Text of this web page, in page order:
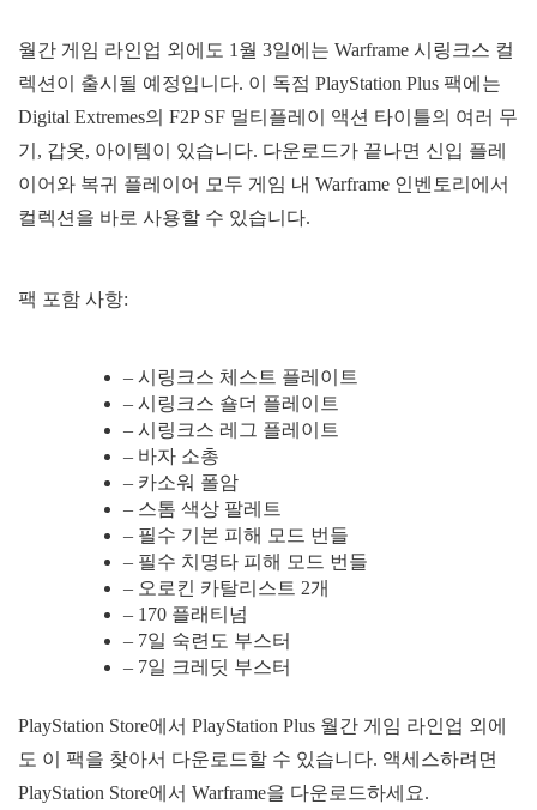
월간 게임 라인업 외에도 1월 3일에는 Warframe 시링크스 컬
렉션이 출시될 예정입니다. 이 독점 PlayStation Plus 팩에는
Digital Extremes의 F2P SF 멀티플레이 액션 타이틀의 여러 무
기, 갑옷, 아이템이 있습니다. 다운로드가 끝나면 신입 플레
이어와 복귀 플레이어 모두 게임 내 Warframe 인벤토리에서
컬렉션을 바로 사용할 수 있습니다.
팩 포함 사항:
– 시링크스 체스트 플레이트
– 시링크스 숄더 플레이트
– 시링크스 레그 플레이트
– 바자 소총
– 카소워 폴암
– 스톰 색상 팔레트
– 필수 기본 피해 모드 번들
– 필수 치명타 피해 모드 번들
– 오로킨 카탈리스트 2개
– 170 플래티넘
– 7일 숙련도 부스터
– 7일 크레딧 부스터
PlayStation Store에서 PlayStation Plus 월간 게임 라인업 외에
도 이 팩을 찾아서 다운로드할 수 있습니다. 액세스하려면
PlayStation Store에서 Warframe을 다운로드하세요.